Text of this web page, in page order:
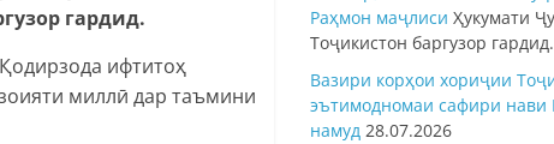
гардид.
ифтитоҳ
миллӣ дар таъмини
Раҳмон маҷлиси Ҳукумати
Тоҷикистон баргузор гардид.
Вазири корҳои хориҷии
эътимодномаи сафири нави
намуд 28.07.2026